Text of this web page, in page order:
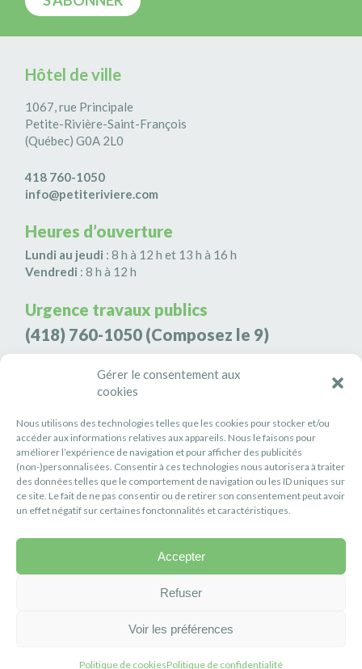
Gérer le consentement aux
cookies
Nous utilisons des technologies telles que les cookies pour stocker et/ou
accéder aux informations relatives aux appareils. Nous le faisons pour
améliorer l’expérience de navigation et pour afficher des publicités
(non-)personnalisées. Consentir à ces technologies nous autorisera à traiter
des données telles que le comportement de navigation ou les ID uniques sur
ce site. Le fait de ne pas consentir ou de retirer son consentement peut avoir
un effet négatif sur certaines fonctonnalités et caractéristiques.
Accepter
Refuser
Voir les préférences
Politique de cookiesPolitique de confidentialité
Hôtel de ville
1067, rue Principale
Petite-Rivière-Saint-François
(Québec) G0A 2L0
418 760-1050
info@petiteriviere.com
Heures d’ouverture
Lundi au jeudi : 8 h à 12 h et 13 h à 16 h
Vendredi : 8 h à 12 h
Urgence travaux publics
(418) 760-1050 (Composez le 9)
Agence de sécurité S3K9
(418) 808-9566
#PETITERIVIÈRE
Suivez-nous
Politique de confidentialité
Réalisation :Axe Création